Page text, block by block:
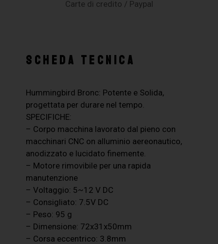
Carte di credito / Paypal
SCHEDA TECNICA
Hummingbird Bronc: Potente e Solida,
progettata per durare nel tempo.
SPECIFICHE:
– Corpo macchina lavorato dal pieno con
macchinari CNC on alluminio aereonautico,
anodizzato e lucidato finemente.
– Motore rimovibile per una rapida
manutenzione
– Voltaggio: 5~12 V DC
– Consigliato: 7.5V DC
– Peso: 95 g
– Dimensione: 72x31x50mm
– Corsa eccentrico: 3.8mm